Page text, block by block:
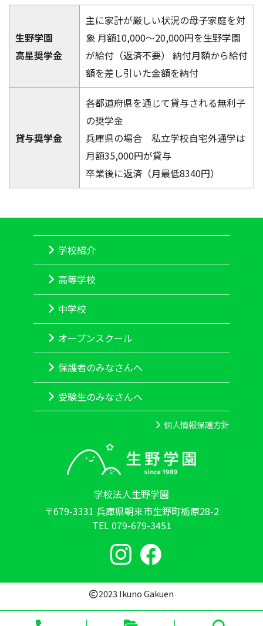
生野学園
高星奨学金
主に家計が厳しい状況の母子家庭を対
象 月額10,000〜20,000円を生野学園
が給付（返済不要） 納付月額から給付
額を差し引いた金額を納付
貸与奨学金
各都道府県を通じて貸与される無利子
の奨学金
兵庫県の場合 私立学校自宅外通学は
月額35,000円が貸与
卒業後に返済（月最低8340円）
学校紹介
高等学校
中学校
オープンスクール
保護者のみなさんへ
受験生のみなさんへ
個人情報保護方針
学校法人生野学園
〒679-3331 兵庫県朝来市生野町栃原28-2
TEL 079-679-3451
2023 Ikuno Gakuen